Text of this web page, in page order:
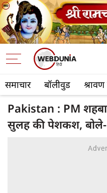
समाचार बॉलीवुड
Pakistan : PM
सुलह की पेशकश,